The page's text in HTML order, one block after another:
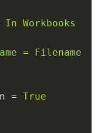
In Workbooks
= Filename
= True